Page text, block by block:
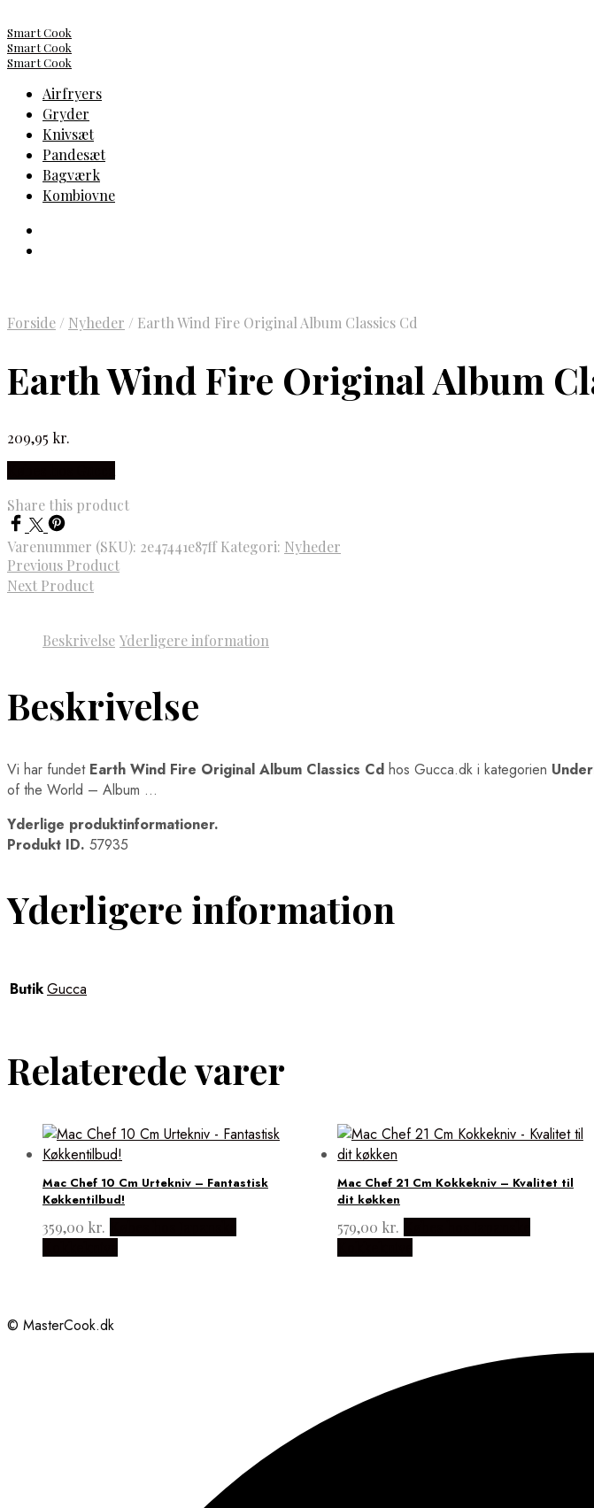
Smart Cook
Smart Cook
Smart Cook
Airfryers
Gryder
Knivsæt
Pandesæt
Bagværk
Kombiovne
Forside / Nyheder / Earth Wind Fire Original Album Classics Cd
Earth Wind Fire Original Album
209,95 kr.
Share this product
Varenummer (SKU): 2e47441e87ff Kategori: Nyheder
Previous Product
Next Product
Beskrivelse Yderligere information
Beskrivelse
Vi har fundet Earth Wind Fire Original Album Classics Cd hos Gucca.dk i kategorien
of the World – Album …
Yderlige produktinformationer.
Produkt ID. 57935
Yderligere information
ButikGucca
Relaterede varer
Mac Chef 10 Cm Urtekniv – Fantastisk
Køkkentilbud!
359,00 kr.
Mac Chef 21 Cm Kokkekniv – Kvalitet til
dit køkken
579,00 kr.
© MasterCook.dk